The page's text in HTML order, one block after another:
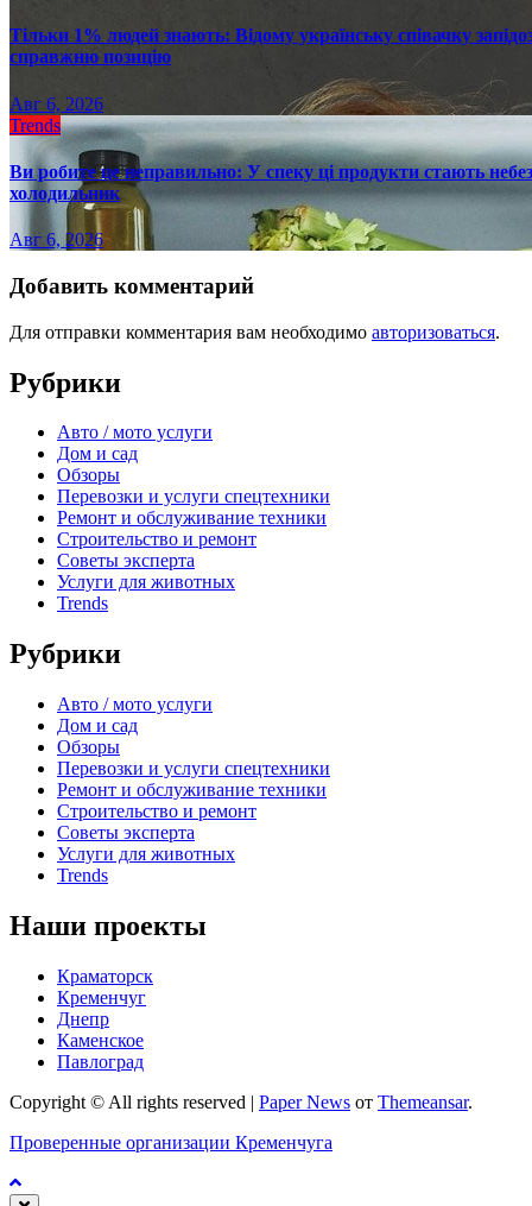
Тільки 1% людей знають: Відому українську співачку
справжню позицію
Авг 6, 2026
Trends
Ви робите це неправильно: У спеку ці продукти стають
холодильник
Авг 6, 2026
Добавить комментарий
Для отправки комментария вам необходимо авторизоваться.
Рубрики
Авто / мото услуги
Дом и сад
Обзоры
Перевозки и услуги спецтехники
Ремонт и обслуживание техники
Строительство и ремонт
Советы эксперта
Услуги для животных
Trends
Рубрики
Авто / мото услуги
Дом и сад
Обзоры
Перевозки и услуги спецтехники
Ремонт и обслуживание техники
Строительство и ремонт
Советы эксперта
Услуги для животных
Trends
Наши проекты
Краматорск
Кременчуг
Днепр
Каменское
Павлоград
Copyright © All rights reserved | Paper News от Themeansar.
Проверенные организации Кременчуга